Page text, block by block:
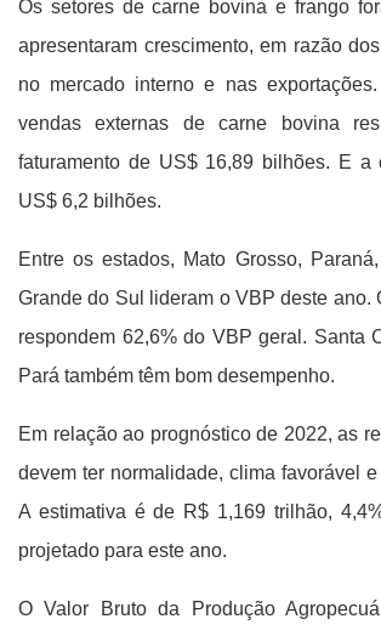
Os setores de carne bovina e frango
apresentaram crescimento, em razão
no mercado interno e nas
vendas externas de carne bovina
faturamento de US$ 16,89 bilhões. E a
US$ 6,2 bilhões.
Entre os estados, Mato Grosso,
Grande do Sul lideram o VBP deste ano.
respondem 62,6% do VBP geral. Santa
Pará também têm bom desempenho.
Em relação ao prognóstico de 2022, as
devem ter normalidade, clima favorável
A estimativa é de R$ 1,169 trilhão,
projetado para este ano.
O Valor Bruto da Produção